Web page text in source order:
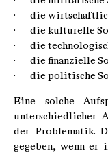
· die
· die kulturelle
· die
· die finanzielle
· die politische
Eine solche
unterschiedlicher
der Problematik.
gegeben, wenn er